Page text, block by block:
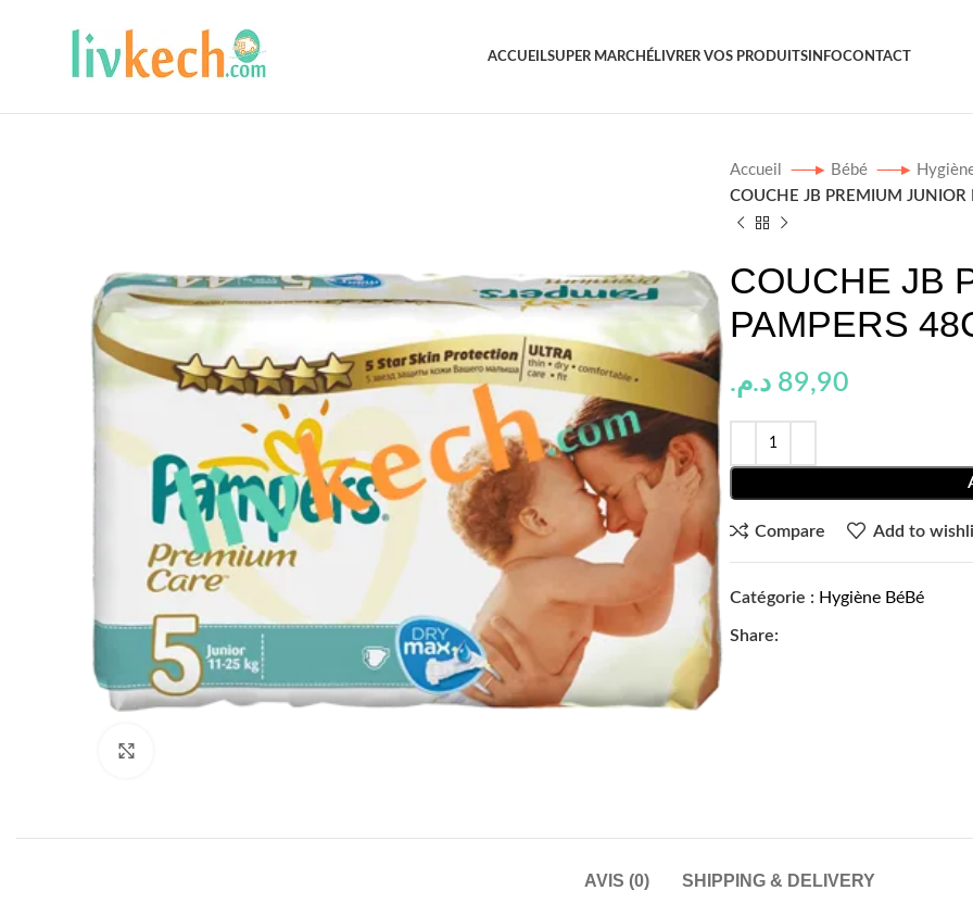
ACCUEILSUPER MARCHÉ LIVRER VOS PRODUITS INFOCONTACT
Accueil Bébé
COUCHE JB PREMIUM JUNIOR
COUCHE JB
PAMPERS
89,90 د.م.
Compare Add to
Catégorie : Hygiène BéBé
Share:
AVIS (0) SHIPPING & DELIVERY